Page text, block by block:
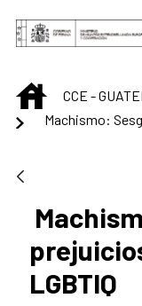
Saltar al
INICIO
CCE -
LGBTIQ